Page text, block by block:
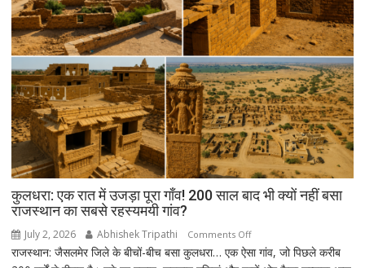
को
लेकर
सरकार
पर
साधा
निशाना
कुलधरा: एक रात में उजड़ा पूरा गाँव! 200 साल बाद भी क्यों नहीं बसा
राजस्थान का सबसे रहस्यमयी गांव?
July 2, 2026 Abhishek Tripathi Comments Offon
कुलधरा:
राजस्थान: जैसलमेर जिले के बीचों-बीच बसा कुलधरा… एक ऐसा गांव, जो पिछले करीब